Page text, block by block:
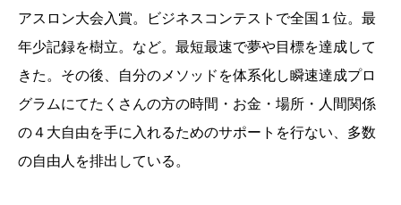
アスロン大会入賞。ビジネスコンテストで全国１位。最
年少記録を樹立。など。最短最速で夢や目標を達成して
きた。その後、自分のメソッドを体系化し瞬速達成プロ
グラムにてたくさんの方の時間・お金・場所・人間関係
の４大自由を手に入れるためのサポートを行ない、多数
の自由人を排出している。